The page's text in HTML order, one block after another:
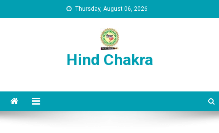
Thursday, August 06, 2026
Hind Chakra